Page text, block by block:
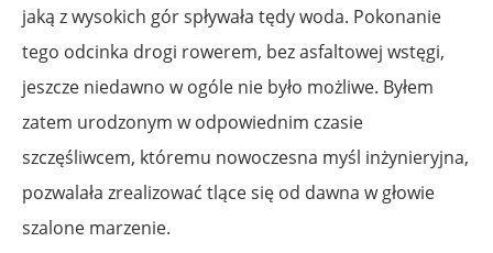
jaką z wysokich gór spływała tędy woda. Pokonanie
tego odcinka drogi rowerem, bez asfaltowej wstęgi,
jeszcze niedawno w ogóle nie było możliwe. Byłem
zatem urodzonym w odpowiednim czasie
szczęśliwcem, któremu nowoczesna myśl inżynieryjna,
pozwalała zrealizować tlące się od dawna w głowie
szalone marzenie.